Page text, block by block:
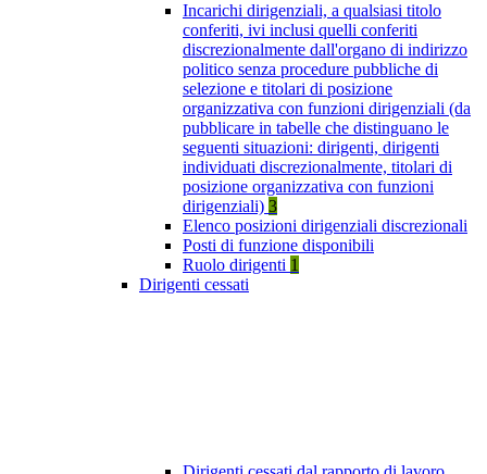
Incarichi dirigenziali, a qualsiasi titolo
conferiti, ivi inclusi quelli conferiti
discrezionalmente dall'organo di indirizzo
politico senza procedure pubbliche di
selezione e titolari di posizione
organizzativa con funzioni dirigenziali (da
pubblicare in tabelle che distinguano le
seguenti situazioni: dirigenti, dirigenti
individuati discrezionalmente, titolari di
posizione organizzativa con funzioni
dirigenziali) 3
Elenco posizioni dirigenziali discrezionali
Posti di funzione disponibili
Ruolo dirigenti 1
Dirigenti cessati